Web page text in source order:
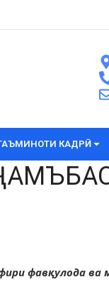
КАДРӢ
фавқулода ва